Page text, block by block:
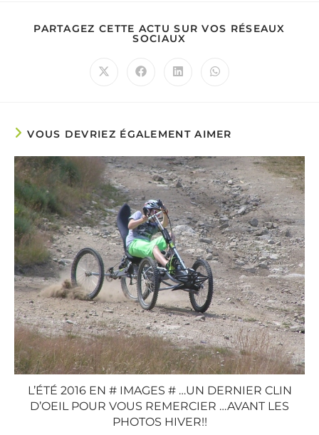
PARTAGEZ CETTE ACTU SUR VOS RÉSEAUX
SOCIAUX
VOUS DEVRIEZ ÉGALEMENT AIMER
L’ÉTÉ 2016 EN # IMAGES # …UN DERNIER CLIN
D’OEIL POUR VOUS REMERCIER …AVANT LES
PHOTOS HIVER!!